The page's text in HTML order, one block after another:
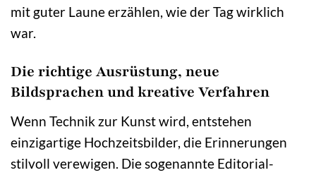
mit guter Laune erzählen, wie der Tag wirklich
war.
Die richtige Ausrüstung, neue
Bildsprachen und kreative Verfahren
Wenn Technik zur Kunst wird, entstehen
einzigartige Hochzeitsbilder, die Erinnerungen
stilvoll verewigen. Die sogenannte Editorial-